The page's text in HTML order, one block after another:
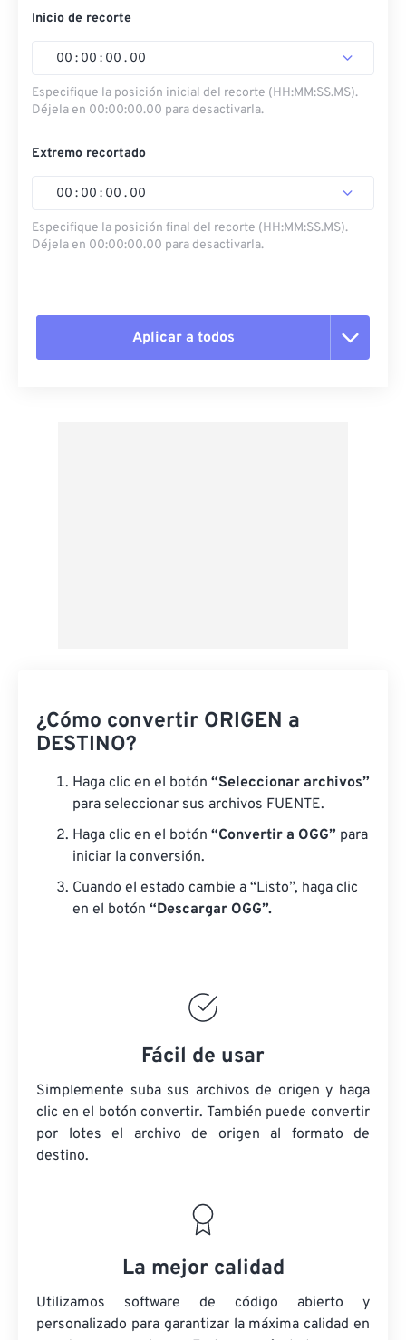
Inicio de recorte
00 : 00 : 00 . 00
Especifique la posición inicial del recorte (HH:MM:SS.MS).
Déjela en 00:00:00.00 para desactivarla.
Extremo recortado
00 : 00 : 00 . 00
Especifique la posición final del recorte (HH:MM:SS.MS).
Déjela en 00:00:00.00 para desactivarla.
Aplicar a todos
¿Cómo convertir ORIGEN a
DESTINO?
Haga clic en el botón “Seleccionar archivos”
para seleccionar sus archivos FUENTE.
Haga clic en el botón “Convertir a OGG” para
iniciar la conversión.
Cuando el estado cambie a “Listo”, haga clic
en el botón “Descargar OGG”.
Fácil de usar
Simplemente suba sus archivos de origen y haga
clic en el botón convertir. También puede convertir
por lotes el archivo de origen al formato de
destino.
La mejor calidad
Utilizamos software de código abierto y
personalizado para garantizar la máxima calidad en